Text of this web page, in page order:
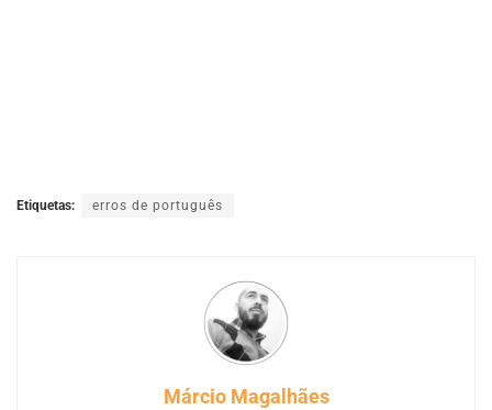
Etiquetas: erros de português
Márcio Magalhães